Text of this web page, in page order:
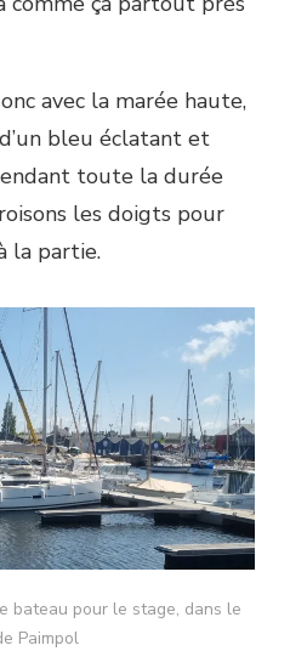
avec la marée haute,
bleu éclatant et
toute la durée
les doigts pour
la partie.
bateau pour le stage, dans le
Paimpol